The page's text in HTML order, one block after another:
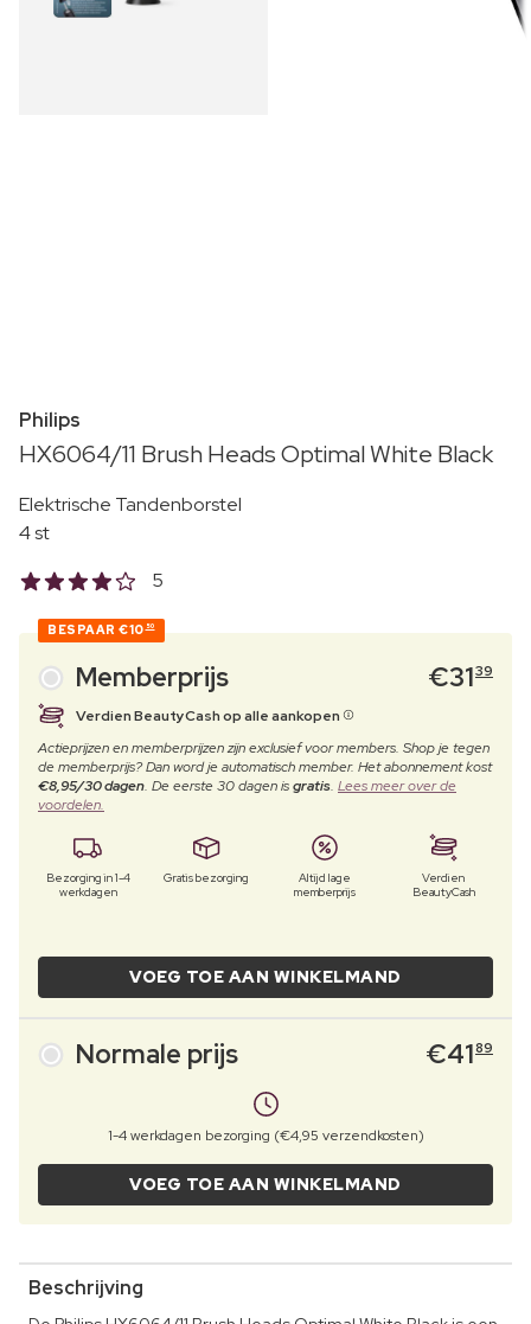
Philips
HX6064/11 Brush Heads Optimal White Black
Elektrische Tandenborstel
4 st
5
BESPAAR €10 50
Memberprijs €3139
Verdien BeautyCash op alle aankopen
Actieprijzen en memberprijzen zijn exclusief voor members. Shop je tegen
de memberprijs? Dan word je automatisch member. Het abonnement kost
€8,95/30 dagen. De eerste 30 dagen isgratis. Lees meer over de
voordelen.
Bezorging in 1-4
werkdagen
Gratis bezorging
Altijd lage
memberprijs
Verdien
BeautyCash
VOEG TOE AAN WINKELMAND
Normale prijs €4189
1-4 werkdagen bezorging (€4,95 verzendkosten)
VOEG TOE AAN WINKELMAND
Beschrijving